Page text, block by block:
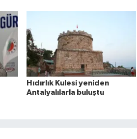
Hıdırlık Kulesi yeniden
Antalyalılarla buluştu